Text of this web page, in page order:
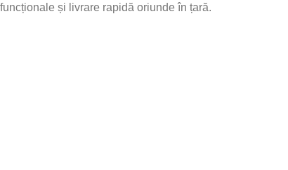
funcționale și livrare rapidă oriunde în țară.